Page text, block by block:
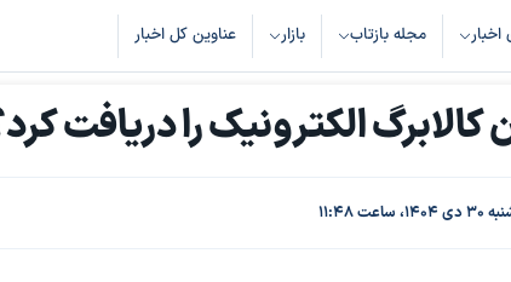
مجله بازتاب بازار عناوین کل اخبار
الکترونیک را دریافت
ساعت ۱۱:۴۸